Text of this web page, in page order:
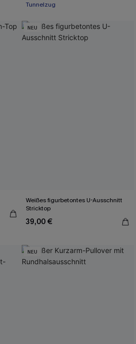
Tunnelzug
NEU
Weißes figurbetontes U-Ausschnitt
Stricktop
39,00 €
NEU